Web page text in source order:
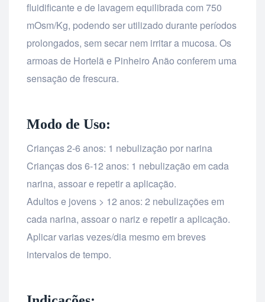
fluidificante e de lavagem equilibrada com 750
mOsm/Kg, podendo ser utilizado durante períodos
prolongados, sem secar nem irritar a mucosa. Os
armoas de Hortelã e Pinheiro Anão conferem uma
sensação de frescura.
Modo de Uso:
Crianças 2-6 anos: 1 nebulização por narina
Crianças dos 6-12 anos: 1 nebulização em cada
narina, assoar e repetir a aplicação.
Adultos e jovens > 12 anos: 2 nebulizações em
cada narina, assoar o nariz e repetir a aplicação.
Aplicar varias vezes/dia mesmo em breves
intervalos de tempo.